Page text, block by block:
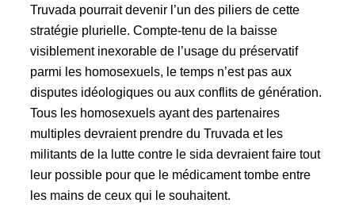
Truvada pourrait devenir l’un des piliers de cette
stratégie plurielle. Compte-tenu de la baisse
visiblement inexorable de l’usage du préservatif
parmi les homosexuels, le temps n’est pas aux
disputes idéologiques ou aux conflits de génération.
Tous les homosexuels ayant des partenaires
multiples devraient prendre du Truvada et les
militants de la lutte contre le sida devraient faire tout
leur possible pour que le médicament tombe entre
les mains de ceux qui le souhaitent.